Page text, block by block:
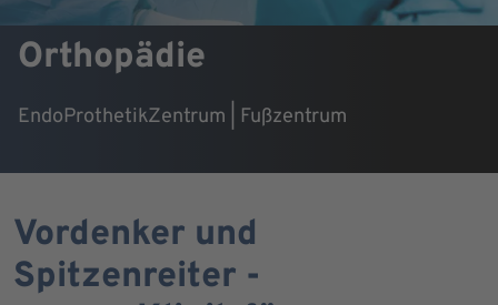
Orthopädie
EndoProthetikZentrum | Fußzentrum
Vordenker und
Spitzenreiter -